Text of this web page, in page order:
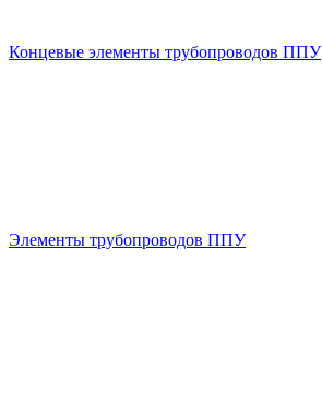
Концевые элементы трубопроводов ППУ
Элементы трубопроводов ППУ